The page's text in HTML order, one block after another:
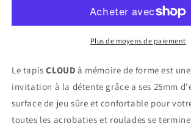
mémoire
CLOUD
RAINBOW
mémoire
de
CLOUD
Plus de moyens de paiement
Le tapisCLOUD à mémoire de forme est
invitation à la détente grâce a ses 25mm
surface de jeu sûre et confortable pour
toutes les acrobaties et roulades se